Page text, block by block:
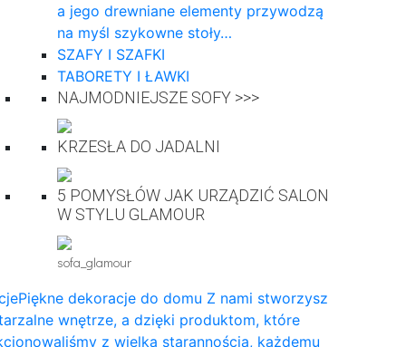
a jego drewniane elementy przywodzą
na myśl szykowne stoły…
SZAFY I SZAFKI
TABORETY I ŁAWKI
NAJMODNIEJSZE SOFY >>>
KRZESŁA DO JADALNI
5 POMYSŁÓW JAK URZĄDZIĆ SALON
W STYLU GLAMOUR
sofa_glamour
Piękne dekoracje do domu Z nami stworzysz
wnętrze, a dzięki produktom, które
z wielką starannością, każdemu